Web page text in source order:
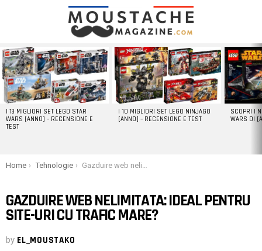
LATEST
STORIES
I 13 MIGLIORI SET LEGO STAR
WARS [ANNO] – RECENSIONE E
TEST
I 10 MIGLIORI SET LEGO NINJAGO
[ANNO] – RECENSIONE E TEST
SCOPRI I
WARS DI
You are here:
Home Tehnologie Gazduire web nelimitata: ideal pentru site-uri cu trafic mare?
GAZDUIRE WEB NELIMITATA: IDEAL PENTRU
SITE-URI CU TRAFIC MARE?
by EL_MOUSTAKO